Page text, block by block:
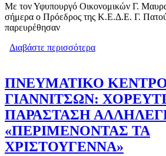
Με τον Υφυπουργό Οικονομικών Γ.
σήμερα ο Πρόεδρος της Κ.Ε.Δ.Ε. Γ.
παρευρέθησαν
Διαβάστε περισσότερα
ΔΗΜΟΤΙΚΑ
ΠΝΕΥΜΑΤΙΚΟ
ΓΙΑΝΝΙΤΣΩΝ:
ΠΑΡΑΣΤΑΣΗ
«ΠΕΡΙΜΕΝΟΝΤΑΣ ΤΑ
ΧΡΙΣΤΟΥΓΕΝΝΑ»